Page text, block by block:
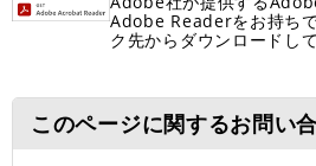
Adobe Readerをお持ち
ク先からダウンロードし
このページに関するお問い